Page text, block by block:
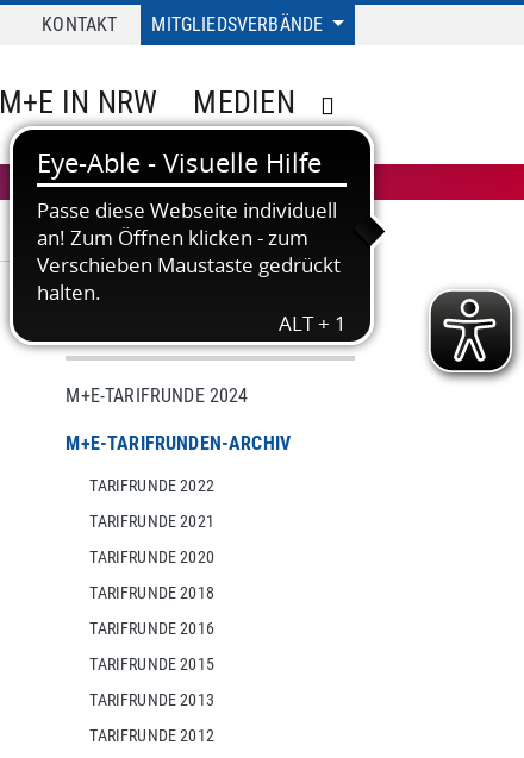
MITGLIEDSVERBÄNDE
KONTAKT
M+E IN NRW MEDIEN
TARIF
M+E-TARIFRUNDE 2024
M+E-TARIFRUNDEN-ARCHIV
TARIFRUNDE 2022
TARIFRUNDE 2021
TARIFRUNDE 2020
TARIFRUNDE 2018
TARIFRUNDE 2016
TARIFRUNDE 2015
TARIFRUNDE 2013
TARIFRUNDE 2012